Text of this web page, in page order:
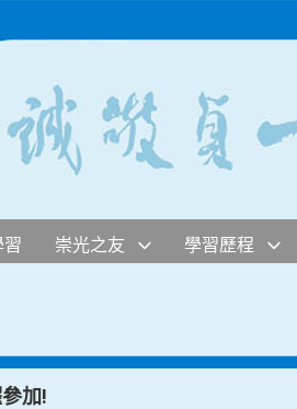
習 崇光之友 學習歷程
加!